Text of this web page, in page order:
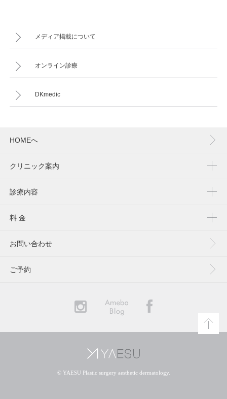
メディア掲載について
オンライン診療
DKmedic
HOMEへ
クリニック案内
診療内容
料 金
お問い合わせ
ご予約
© YAESU Plastic surgery aesthetic dermatology.